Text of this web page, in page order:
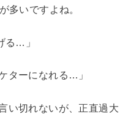
多いですよね。
る…」
ターになれる…」
い切れないが、正直過大